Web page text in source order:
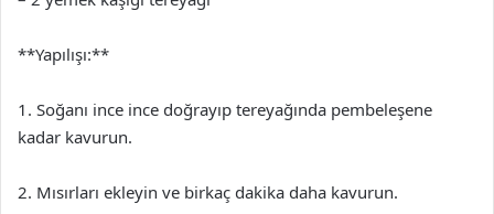
**Yapılışı:**
1. Soğanı ince ince doğrayıp tereyağında pembeleşene
kadar kavurun.
2. Mısırları ekleyin ve birkaç dakika daha kavurun.